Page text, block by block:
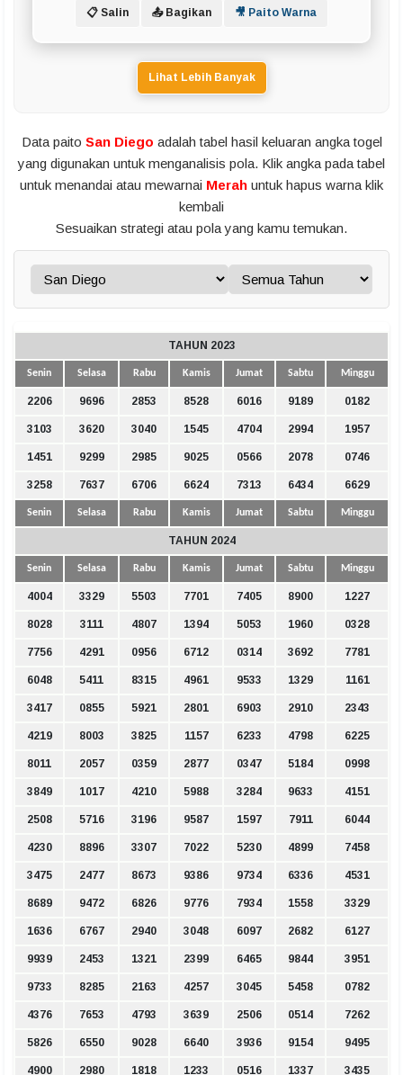
📋 Salin 📤 Bagikan 🎥 Paito Warna
Lihat Lebih Banyak
Data paito San Diego adalah tabel hasil keluaran angka togel
yang digunakan untuk menganalisis pola. Klik angka pada tabel
untuk menandai atau mewarnai Merah untuk hapus warna klik
kembali
Sesuaikan strategi atau pola yang kamu temukan.
TAHUN 2023
Senin Selasa Rabu Kamis Jumat Sabtu Minggu
2206 9696 2853 8528 6016 9189 0182
3103 3620 3040 1545 4704 2994 1957
1451 9299 2985 9025 0566 2078 0746
3258 7637 6706 6624 7313 6434 6629
Senin Selasa Rabu Kamis Jumat Sabtu Minggu
TAHUN 2024
Senin Selasa Rabu Kamis Jumat Sabtu Minggu
4004 3329 5503 7701 7405 8900 1227
8028 3111 4807 1394 5053 1960 0328
7756 4291 0956 6712 0314 3692 7781
6048 5411 8315 4961 9533 1329 1161
3417 0855 5921 2801 6903 2910 2343
4219 8003 3825 1157 6233 4798 6225
8011 2057 0359 2877 0347 5184 0998
3849 1017 4210 5988 3284 9633 4151
2508 5716 3196 9587 1597 7911 6044
4230 8896 3307 7022 5230 4899 7458
3475 2477 8673 9386 9734 6336 4531
8689 9472 6826 9776 7934 1558 3329
1636 6767 2940 3048 6097 2682 6127
9939 2453 1321 2399 6465 9844 3951
9733 8285 2163 4257 3045 5458 0782
4376 7653 4793 3639 2506 0514 7262
5826 6550 9028 6640 3936 9154 9495
4900 2980 1818 1233 0516 1337 3435